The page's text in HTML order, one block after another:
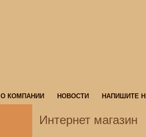
О КОМПАНИИ
НОВОСТИ
НАПИШИТЕ
Интернет магазин